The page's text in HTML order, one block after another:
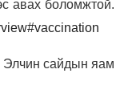
авах боломжтой.
Элчин сайдын яам